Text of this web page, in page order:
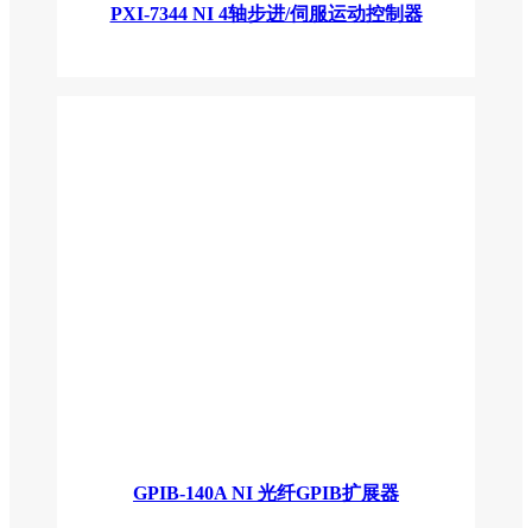
PXI-7344 NI 4轴步进/伺服运动控制器
GPIB-140A NI 光纤GPIB扩展器